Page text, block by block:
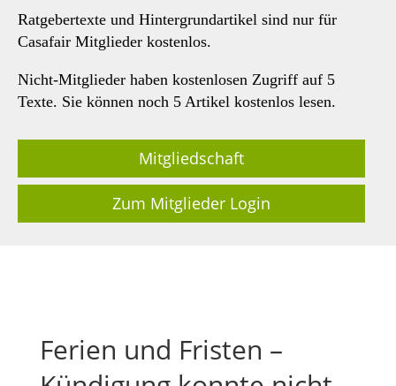
Ratgebertexte und Hintergrundartikel sind nur für
Casafair Mitglieder kostenlos.
Nicht-Mitglieder haben kostenlosen Zugriff auf 5
Texte. Sie können noch 5 Artikel kostenlos lesen.
Mitgliedschaft
Zum Mitglieder Login
Ferien und Fristen –